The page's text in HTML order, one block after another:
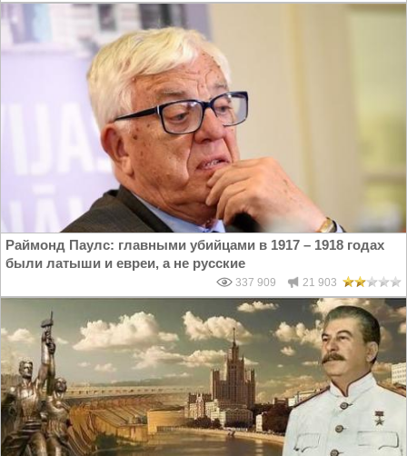
Раймонд Паулс: главными убийцами в 1917 – 1918 годах
были латыши и евреи, а не русские
337 909 21 903